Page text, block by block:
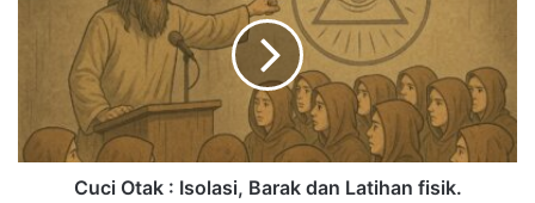
Cuci Otak : Isolasi, Barak dan Latihan fisik.